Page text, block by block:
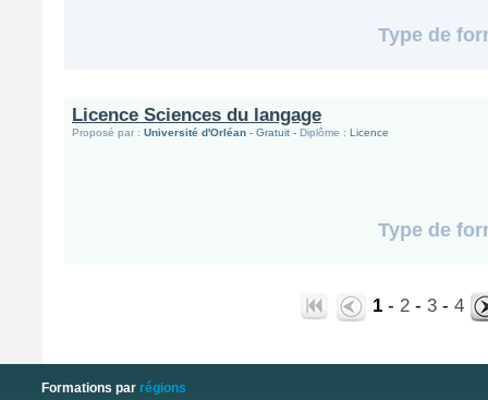
Type de
Licence Sciences du langage
Proposé par : Université d'Orléan - Gratuit - Diplôme : Licence
Type de
1 - 2 - 3 - 4
Formations par régions